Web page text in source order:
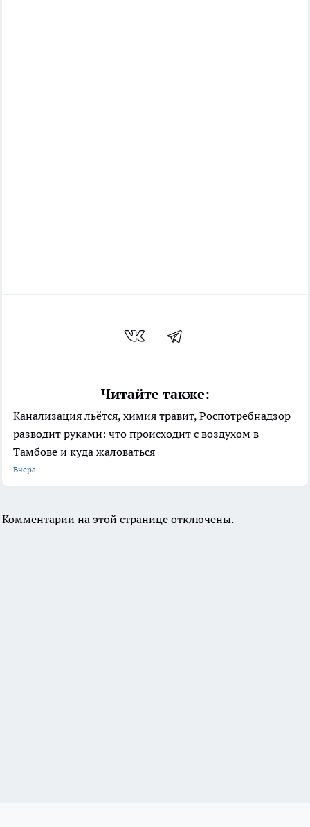
Читайте также:
Канализация льётся, химия травит, Роспотребнадзор
разводит руками: что происходит с воздухом в
Тамбове и куда жаловаться
Вчера
Комментарии на этой странице отключены.